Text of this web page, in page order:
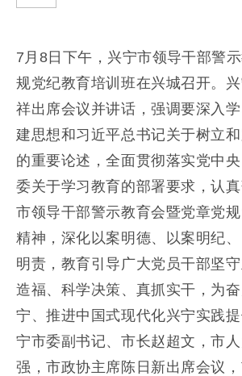
7月8日下午，兴宁市领导干部警
规党纪教育培训班在兴城召开。
祥出席会议并讲话，强调要深入
建思想和习近平总书记关于树立
的重要论述，全面贯彻落实党中
委关于学习教育的部署要求，认
市领导干部警示教育会暨党章党
精神，深化以案明德、以案明纪
明责，教育引导广大党员干部坚
造福、科学决策、真抓实干，为
宁、推进中国式现代化兴宁实践
宁市委副书记、市长赵超文，市
强，市政协主席陈日新出席会议